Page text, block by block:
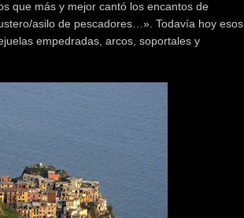
que más y mejor cantó los encantos de
asilo de pescadores…». Todavía hoy esos
empedradas, arcos, soportales y